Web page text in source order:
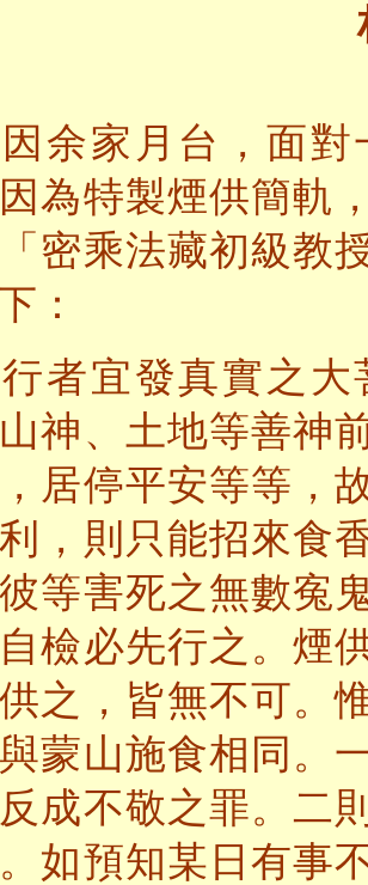
余家月台，面
為特製煙供簡軌
密乘法藏初級教
：
者宜發真實之
神、土地等善神
居停平安等等，
，則只能招來食
等害死之無數寃
檢必先行之。煙
之，皆無不可。
蒙山施食相同。
成不敬之罪。二
如預知某日有事